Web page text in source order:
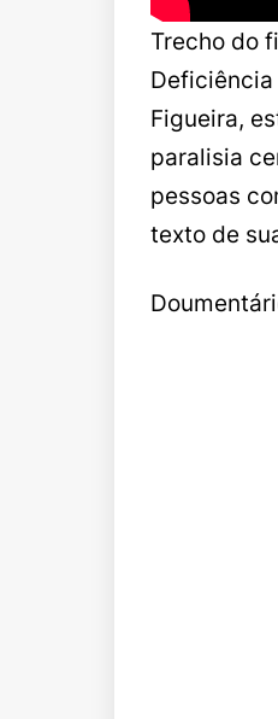
Trecho do
Deficiência
Figueira,
paralisia
pessoas
texto de